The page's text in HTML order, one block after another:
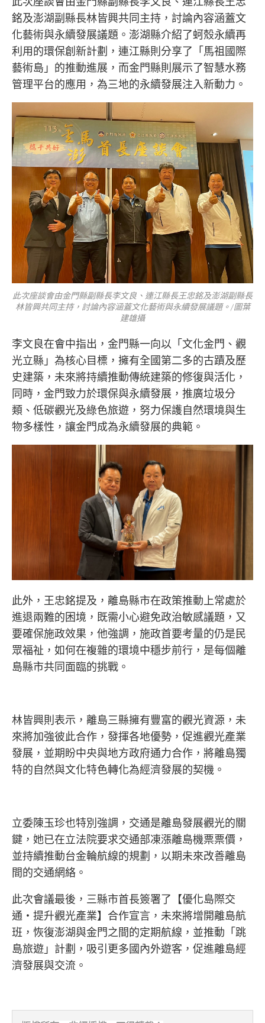
銘及澎湖副縣長林皆興共同主持，討論內容涵蓋文
化藝術與永續發展議題。澎湖縣介紹了蚵殼永續再
利用的環保創新計劃，連江縣則分享了「馬祖國際
藝術島」的推動進展，而金門縣則展示了智慧水務
管理平台的應用，為三地的永續發展注入新動力。
此次座談會由金門縣副縣長李文良、連江縣長王忠銘及澎湖副縣長
林皆興共同主持，討論內容涵蓋文化藝術與永續發展議題。/圖葉
建雄攝
李文良在會中指出，金門縣一向以「文化金門、觀
光立縣」為核心目標，擁有全國第二多的古蹟及歷
史建築，未來將持續推動傳統建築的修復與活化，
同時，金門致力於環保與永續發展，推廣垃圾分
類、低碳觀光及綠色旅遊，努力保護自然環境與生
物多樣性，讓金門成為永續發展的典範。
此外，王忠銘提及，離島縣市在政策推動上常處於
進退兩難的困境，既需小心避免政治敏感議題，又
要確保施政效果，他強調，施政首要考量的仍是民
眾福祉，如何在複雜的環境中穩步前行，是每個離
島縣市共同面臨的挑戰。
林皆興則表示，離島三縣擁有豐富的觀光資源，未
來將加強彼此合作，發揮各地優勢，促進觀光產業
發展，並期盼中央與地方政府通力合作，將離島獨
特的自然與文化特色轉化為經濟發展的契機。
立委陳玉珍也特別強調，交通是離島發展觀光的關
鍵，她已在立法院要求交通部凍漲離島機票票價，
並持續推動台金輪航線的規劃，以期未來改善離島
間的交通網絡。
此次會議最後，三縣市首長簽署了【優化島際交
通・提升觀光產業】合作宣言，未來將增開離島航
班，恢復澎湖與金門之間的定期航線，並推動「跳
島旅遊」計劃，吸引更多國內外遊客，促進離島經
濟發展與交流。